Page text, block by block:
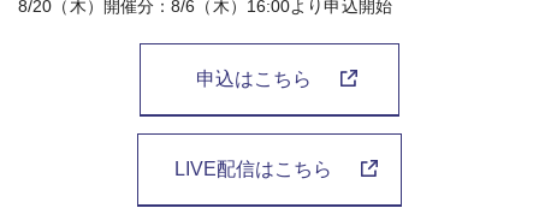
8/20（木）開催分：8/6（木）16:00より申込開始
申込はこちら
LIVE配信はこちら